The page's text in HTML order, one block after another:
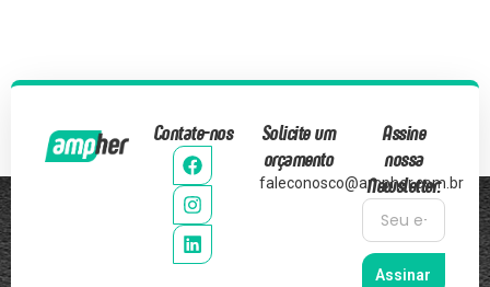
Contate-nos
Solicite um
orçamento
faleconosco@ampher.com.br
Assine
nossa
Newsletter:
Assinar